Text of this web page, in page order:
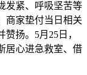
发紧、呼吸坚苦等
商家垫付当日相关
扬。5月25日，
居心进急救室、借